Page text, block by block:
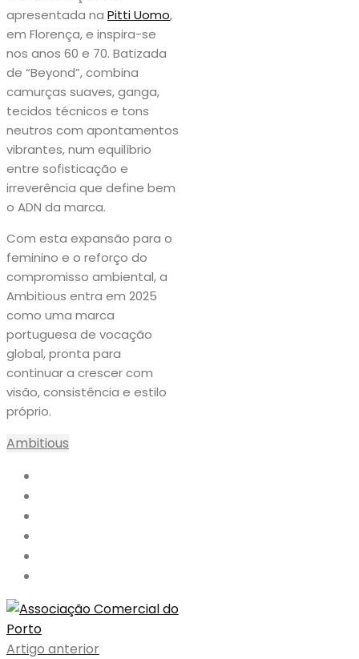
apresentada na Pitti Uomo,
em Florença, e inspira-se
nos anos 60 e 70. Batizada
de “Beyond”, combina
camurças suaves, ganga,
tecidos técnicos e tons
neutros com apontamentos
vibrantes, num equilíbrio
entre sofisticação e
irreverência que define bem
o ADN da marca.
Com esta expansão para o
feminino e o reforço do
compromisso ambiental, a
Ambitious entra em 2025
como uma marca
portuguesa de vocação
global, pronta para
continuar a crescer com
visão, consistência e estilo
próprio.
Ambitious
Artigo anterior